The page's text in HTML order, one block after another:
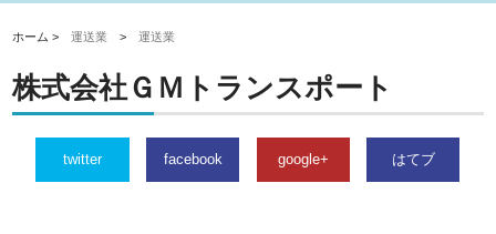
ホーム >運送業 >運送業
株式会社ＧＭトランスポート
twitter facebook google+ はてブ